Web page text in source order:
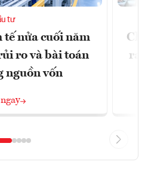
tư
nửa cuối năm
ro và bài toán
nguồn vốn
ra